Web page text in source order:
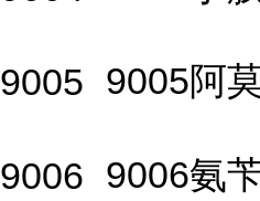
9005 9005阿
9006 9006氨